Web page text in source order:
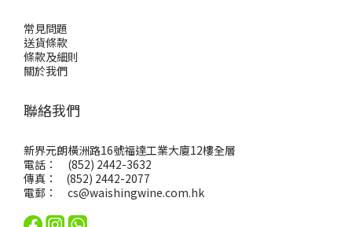
常見問題
送貨條款
條款及細則
關於我們
聯絡我們
新界元朗橫洲路16號福達工業大廈12樓全層
電話： (852) 2442-3632
傳真： (852) 2442-2077
電郵： cs@waishingwine.com.hk